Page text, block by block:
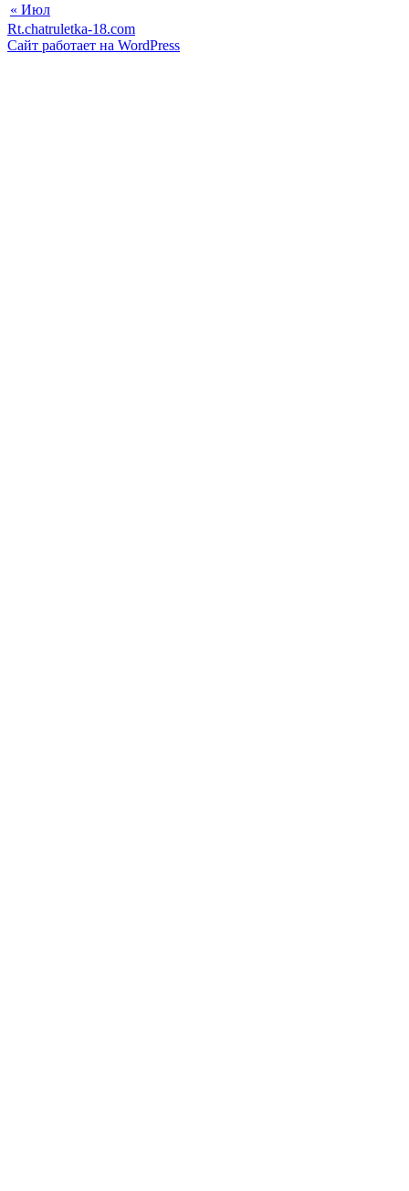
« Июл
Rt.chatruletka-18.com
Сайт работает на WordPress